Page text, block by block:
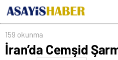
159 okunma
İran’da Cemşid